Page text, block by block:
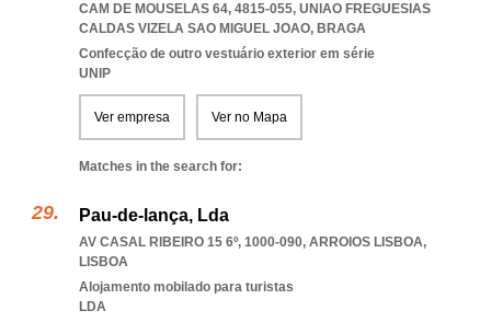
CAM DE MOUSELAS 64, 4815-055, UNIAO FREGUESIAS
CALDAS VIZELA SAO MIGUEL JOAO, BRAGA
Confecção de outro vestuário exterior em série
UNIP
Ver empresa Ver no Mapa
Matches in the search for:
Pau-de-lança, Lda
AV CASAL RIBEIRO 15 6º, 1000-090, ARROIOS LISBOA,
LISBOA
Alojamento mobilado para turistas
LDA